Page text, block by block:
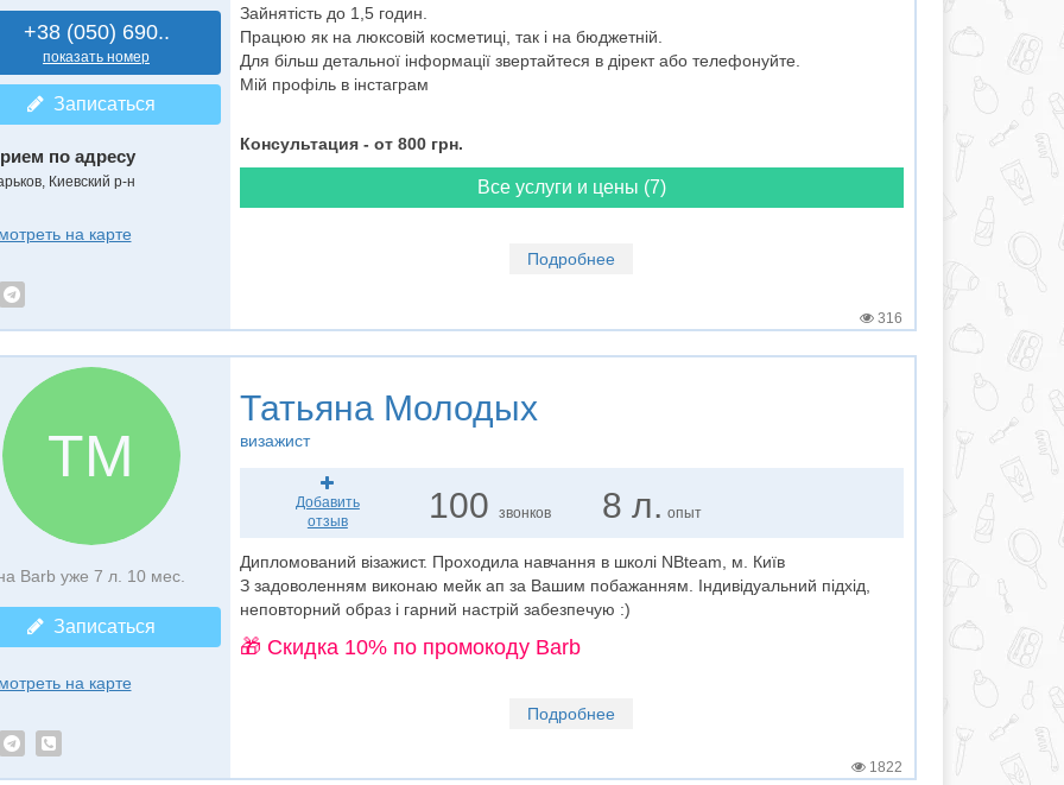
+38 (050) 690..
показать номер
Записаться
по адресу
Киевский р-н
на карте
Зайнятість до 1,5 годин.
Працюю як на люксовій косметиці, так і на бюджетній.
Для більш детальної інформації звертайтеся в дірект або телефонуйте.
Мій профіль в інстаграм
Консультация - от 800 грн.
Все услуги и цены (7)
Подробнее
316
ТМ
Barb уже 7 л. 10 мес.
Записаться
на карте
Татьяна Молодых
визажист
Добавить
отзыв
100звонков 8 л. опыт
Дипломований візажист. Проходила навчання в школі NBteam, м. Київ
З задоволенням виконаю мейк ап за Вашим побажанням. Індивідуальний підхід,
неповторний образ і гарний настрій забезпечую :)
🎁 Cкидка 10% по промокоду Barb
Подробнее
1822